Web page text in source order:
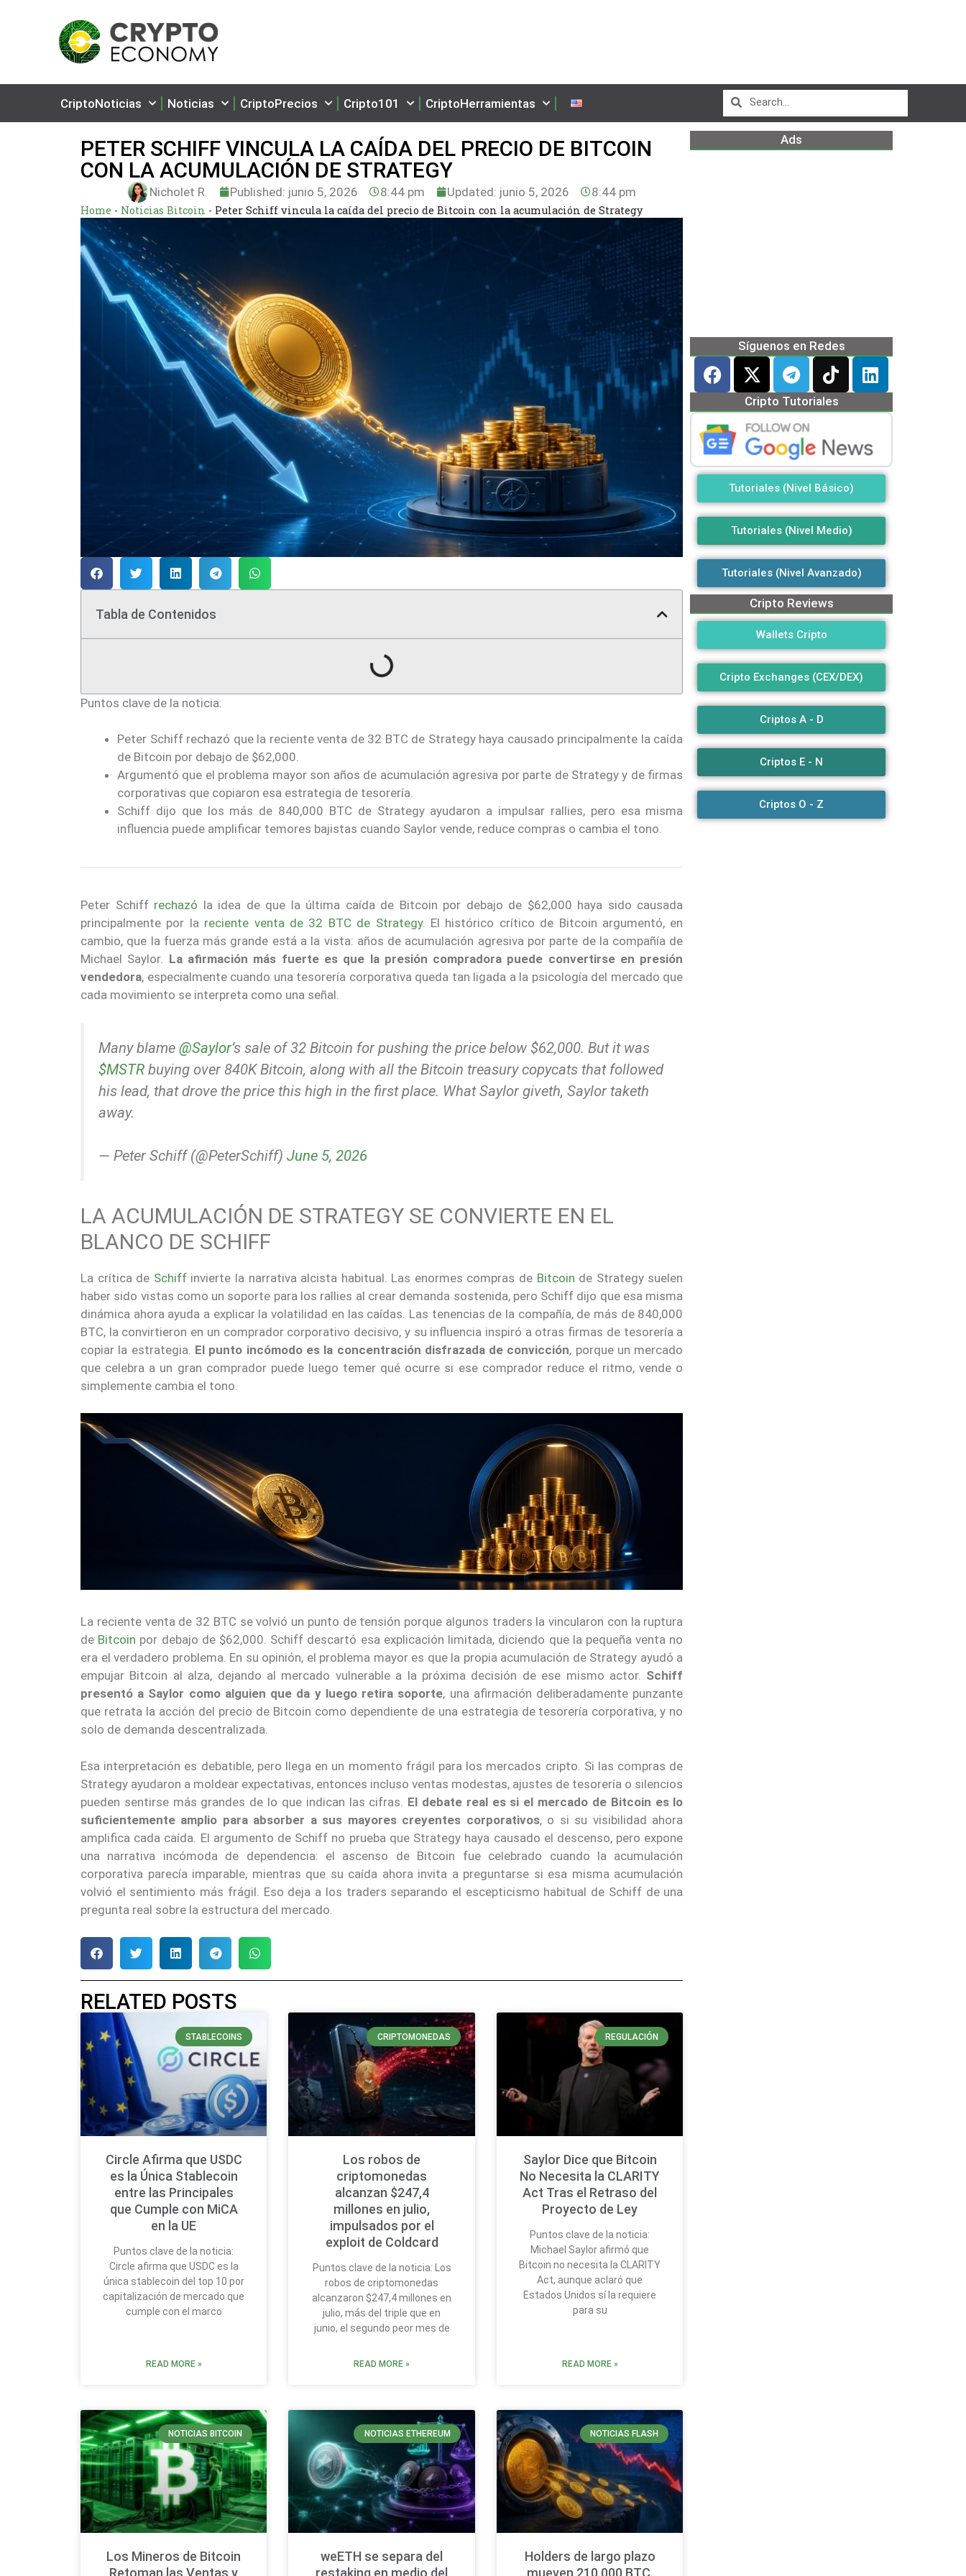
CriptoNoticias Noticias CriptoPrecios Cripto101 CriptoHerramientas
PETER SCHIFF VINCULA LA CAÍDA DEL PRECIO DE BITCOIN
CON LA ACUMULACIÓN DE STRATEGY
Nicholet R. Published: junio 5, 2026 8:44 pm Updated: junio 5, 2026 8:44 pm
Home - Noticias Bitcoin - Peter Schiff vincula la caída del precio de Bitcoin con la acumulación de Strategy
Tabla de Contenidos
Puntos clave de la noticia:
Peter Schiff rechazó que la reciente venta de 32 BTC de Strategy haya causado principalmente la caída
de Bitcoin por debajo de $62,000.
Argumentó que el problema mayor son años de acumulación agresiva por parte de Strategy y de firmas
corporativas que copiaron esa estrategia de tesorería.
Schiff dijo que los más de 840,000 BTC de Strategy ayudaron a impulsar rallies, pero esa misma
influencia puede amplificar temores bajistas cuando Saylor vende, reduce compras o cambia el tono.
Peter Schiff rechazó la idea de que la última caída de Bitcoin por debajo de $62,000 haya sido causada
principalmente por la reciente venta de 32 BTC de Strategy. El histórico crítico de Bitcoin argumentó, en
cambio, que la fuerza más grande está a la vista: años de acumulación agresiva por parte de la compañía de
Michael Saylor. La afirmación más fuerte es que la presión compradora puede convertirse en presión
vendedora, especialmente cuando una tesorería corporativa queda tan ligada a la psicología del mercado que
cada movimiento se interpreta como una señal.
Many blame @Saylor’s sale of 32 Bitcoin for pushing the price below $62,000. But it was
$MSTR buying over 840K Bitcoin, along with all the Bitcoin treasury copycats that followed
his lead, that drove the price this high in the first place. What Saylor giveth, Saylor taketh
away.
— Peter Schiff (@PeterSchiff) June 5, 2026
LA ACUMULACIÓN DE STRATEGY SE CONVIERTE EN EL
BLANCO DE SCHIFF
La crítica de Schiffinvierte la narrativa alcista habitual. Las enormes compras de Bitcoin de Strategy suelen
haber sido vistas como un soporte para los rallies al crear demanda sostenida, pero Schiff dijo que esa misma
dinámica ahora ayuda a explicar la volatilidad en las caídas. Las tenencias de la compañía, de más de 840,000
BTC, la convirtieron en un comprador corporativo decisivo, y su influencia inspiró a otras firmas de tesorería a
copiar la estrategia. El punto incómodo es la concentración disfrazada de convicción, porque un mercado
que celebra a un gran comprador puede luego temer qué ocurre si ese comprador reduce el ritmo, vende o
simplemente cambia el tono.
La reciente venta de 32 BTC se volvió un punto de tensión porque algunos traders la vincularon con la ruptura
de Bitcoin por debajo de $62,000. Schiff descartó esa explicación limitada, diciendo que la pequeña venta no
era el verdadero problema. En su opinión, el problema mayor es que la propia acumulación de Strategy ayudó a
empujar Bitcoin al alza, dejando al mercado vulnerable a la próxima decisión de ese mismo actor. Schiff
presentó a Saylor como alguien que da y luego retira soporte, una afirmación deliberadamente punzante
que retrata la acción del precio de Bitcoin como dependiente de una estrategia de tesorería corporativa, y no
solo de demanda descentralizada.
Esa interpretación es debatible, pero llega en un momento frágil para los mercados cripto. Si las compras de
Strategy ayudaron a moldear expectativas, entonces incluso ventas modestas, ajustes de tesorería o silencios
pueden sentirse más grandes de lo que indican las cifras. El debate real es si el mercado de Bitcoin es lo
suficientemente amplio para absorber a sus mayores creyentes corporativos, o si su visibilidad ahora
amplifica cada caída. El argumento de Schiff no prueba que Strategy haya causado el descenso, pero expone
una narrativa incómoda de dependencia: el ascenso de Bitcoin fue celebrado cuando la acumulación
corporativa parecía imparable, mientras que su caída ahora invita a preguntarse si esa misma acumulación
volvió el sentimiento más frágil. Eso deja a los traders separando el escepticismo habitual de Schiff de una
pregunta real sobre la estructura del mercado.
RELATED POSTS
STABLECOINS
Circle Afirma que USDC
es la Única Stablecoin
entre las Principales
que Cumple con MiCA
en la UE
Puntos clave de la noticia:
Circle afirma que USDC es la
única stablecoin del top 10 por
capitalización de mercado que
cumple con el marco
READ MORE »
CRIPTOMONEDAS
Los robos de
criptomonedas
alcanzan $247,4
millones en julio,
impulsados por el
exploit de Coldcard
Puntos clave de la noticia: Los
robos de criptomonedas
alcanzaron $247,4 millones en
julio, más del triple que en
junio, el segundo peor mes de
READ MORE »
REGULACIÓN
Saylor Dice que Bitcoin
No Necesita la CLARITY
Act Tras el Retraso del
Proyecto de Ley
Puntos clave de la noticia:
Michael Saylor afirmó que
Bitcoin no necesita la CLARITY
Act, aunque aclaró que
Estados Unidos sí la requiere
para su
READ MORE »
NOTICIAS BITCOIN
Los Mineros de Bitcoin
Retoman las Ventas y
NOTICIAS ETHEREUM
weETH se separa del
restaking en medio del
NOTICIAS FLASH
Holders de largo plazo
mueven 210.000 BTC,
Ads
Síguenos en Redes
Cripto Tutoriales
Tutoriales (Nivel Básico)
Tutoriales (Nivel Medio)
Tutoriales (Nivel Avanzado)
Cripto Reviews
Wallets Cripto
Cripto Exchanges (CEX/DEX)
Criptos A - D
Criptos E - N
Criptos O - Z